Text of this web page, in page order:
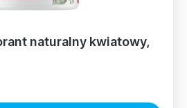
naturalny kwiatowy,